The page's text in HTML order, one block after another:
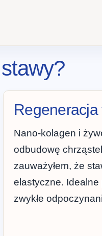
Regeneracja
Nano-kolagen i
odbudowę
zauważyłem, że
elastyczne.
zwykłe